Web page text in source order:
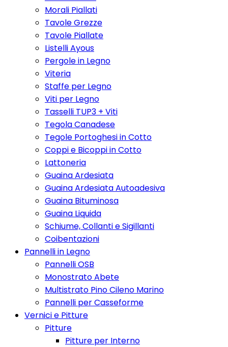
Morali Piallati
Tavole Grezze
Tavole Piallate
Listelli Ayous
Pergole in Legno
Viteria
Staffe per Legno
Viti per Legno
Tasselli TUP3 + Viti
Tegola Canadese
Tegole Portoghesi in Cotto
Coppi e Bicoppi in Cotto
Lattoneria
Guaina Ardesiata
Guaina Ardesiata Autoadesiva
Guaina Bituminosa
Guaina Liquida
Schiume, Collanti e Sigillanti
Coibentazioni
Pannelli in Legno
Pannelli OSB
Monostrato Abete
Multistrato Pino Cileno Marino
Pannelli per Casseforme
Vernici e Pitture
Pitture
Pitture per Interno